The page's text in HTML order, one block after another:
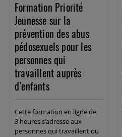
Formation Priorité
Jeunesse sur la
prévention des abus
pédosexuels pour les
personnes qui
travaillent auprès
d’enfants
Cette formation en ligne de
3 heures s’adresse aux
personnes qui travaillent ou